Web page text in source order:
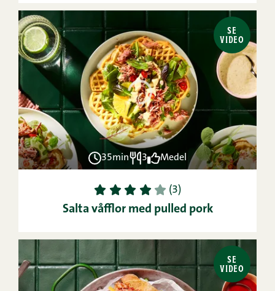
SE
VIDEO
35min 3 Medel
1 2 3 4 5 (3)
Salta våfflor med pulled pork
SE
VIDEO